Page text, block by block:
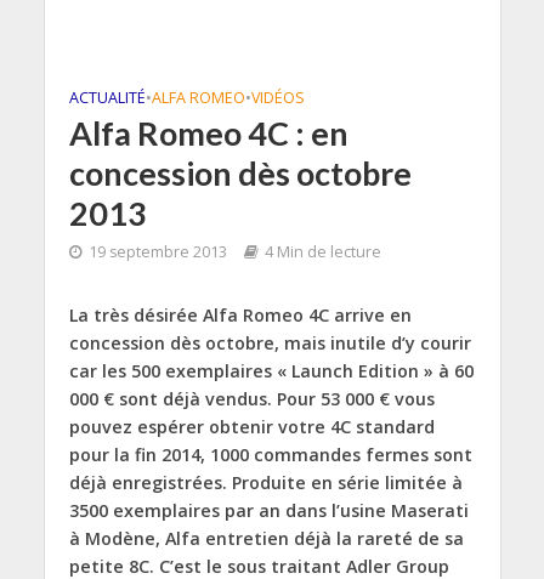
ACTUALITÉ•ALFA ROMEO•VIDÉOS
Alfa Romeo 4C : en
concession dès octobre
2013
19 septembre 2013 4 Min de lecture
La très désirée Alfa Romeo 4C arrive en
concession dès octobre, mais inutile d’y courir
car les 500 exemplaires « Launch Edition » à 60
000 € sont déjà vendus. Pour 53 000 € vous
pouvez espérer obtenir votre 4C standard
pour la fin 2014, 1000 commandes fermes sont
déjà enregistrées. Produite en série limitée à
3500 exemplaires par an dans l’usine Maserati
à Modène, Alfa entretien déjà la rareté de sa
petite 8C. C’est le sous traitant Adler Group